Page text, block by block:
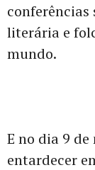
conferências
literária e
mundo.
E no dia 9
entardecer